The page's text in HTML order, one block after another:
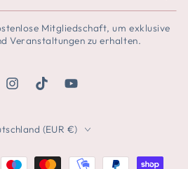
Mitgliedschaft, um exklusive
Veranstaltungen zu erhalten.
InstagramTikTokYouTube
(EUR €)